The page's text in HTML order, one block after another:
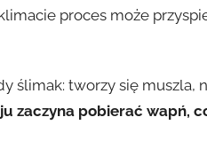
proces może
ślimak: tworzy się muszla,
zaczyna pobierać wapń,